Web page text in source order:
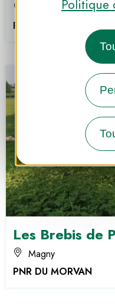
Politique
Vouillé-les-Marais
PNR DU MARAIS
Les Brebis de
Magny
PNR DU MORVAN